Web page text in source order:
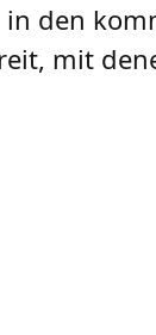
den
mit